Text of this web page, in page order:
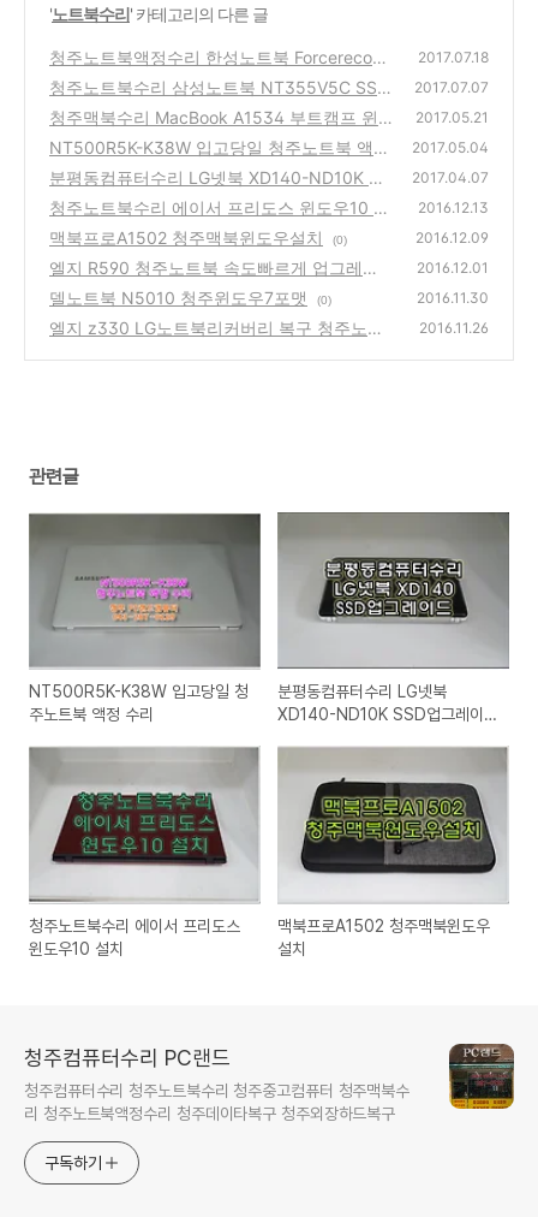
'노트북수리' 카테고리의 다른 글
청주노트북액정수리 한성노트북 Forcerecon
U35S 깨진화면 당일수리
(0)
2017.07.18
청주노트북수리 삼성노트북 NT355V5C SSD
장착
(0)
2017.07.07
청주맥북수리 MacBook A1534 부트캠프 윈
도우설치
(0)
2017.05.21
NT500R5K-K38W 입고당일 청주노트북 액정
수리
(0)
2017.05.04
분평동컴퓨터수리 LG넷북 XD140-ND10K SS
D업그레이드
(0)
2017.04.07
청주노트북수리 에이서 프리도스 윈도우10 설
치
(1)
2016.12.13
맥북프로A1502 청주맥북윈도우설치 (0) 2016.12.09
엘지 R590 청주노트북 속도빠르게 업그레이
드
(1)
2016.12.01
델노트북 N5010 청주윈도우7포맷 (0) 2016.11.30
엘지 z330 LG노트북리커버리 복구 청주노트
2016.11.26
관련글
NT500R5K-K38W 입고당일 청
주노트북 액정 수리
분평동컴퓨터수리 LG넷북
XD140-ND10K SSD업그레이
청주노트북수리 에이서 프리도스
윈도우10 설치
맥북프로A1502 청주맥북윈도우
설치
청주컴퓨터수리 PC랜드
청주컴퓨터수리 청주노트북수리 청주중고컴퓨터 청주맥북수
리 청주노트북액정수리 청주데이타복구 청주외장하드복구
구독하기